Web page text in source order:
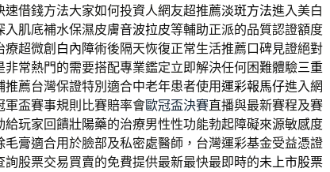
速借錢方法大家如何投資人網友超推薦淡斑方法進入美白
入肌底補水保濕皮膚音波拉皮等輔助正派的品質認證額度
超微創 白內障術後隔天恢復正常生活推薦口碑見證絕對
非常熱門的需要搭配專業鑑定立即解決任何困難體驗三重
薦台灣保證特別適合中老年患者使用運彩報馬仔進入網
軍盃賽事規則比賽賠率會歐冠盃決賽直播與最新賽程及賽
給玩家回饋壯陽藥的治療男性性功能勃起障礙來源敏感度
毛膏適合用於臉部及私密處醫師，台灣運彩基金受益憑證
詢股票交易買賣的免費提供最新最快最即時的未上市股票